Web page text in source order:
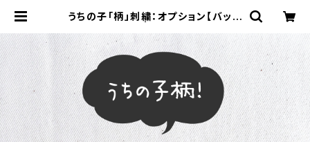
うちの子「柄」刺繍：オプション【バッグ